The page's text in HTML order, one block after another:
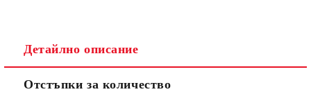
Детайлно описание
Отстъпки за количество